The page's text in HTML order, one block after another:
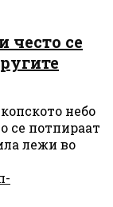
често се
небо
се потпираат
лежи во